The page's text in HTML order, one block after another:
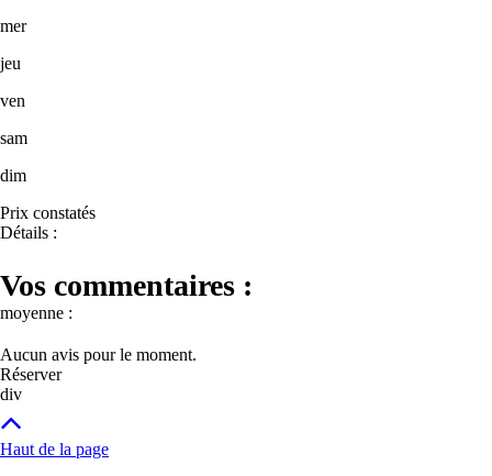
mer
jeu
ven
sam
dim
Prix constatés
Détails :
Vos commentaires :
moyenne :
Aucun avis pour le moment.
Réserver
div
Haut de la page